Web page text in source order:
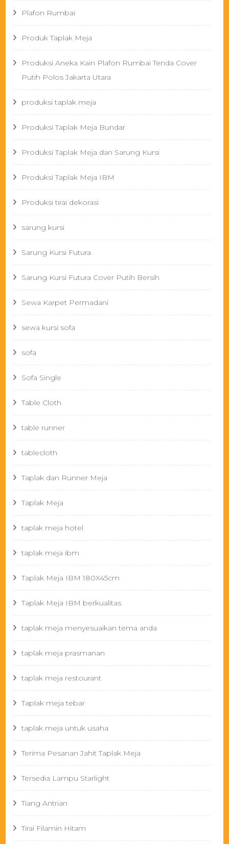
Plafon Rumbai
Produk Taplak Meja
Produksi Aneka Kain Plafon Rumbai Tenda Cover
Putih Polos Jakarta Utara
produksi taplak meja
Produksi Taplak Meja Bundar
Produksi Taplak Meja dan Sarung Kursi
Produksi Taplak Meja IBM
Produksi tirai dekorasi
sarung kursi
Sarung Kursi Futura
Sarung Kursi Futura Cover Putih Bersih
Sewa Karpet Permadani
sewa kursi sofa
sofa
Sofa Single
Table Cloth
table runner
tablecloth
Taplak dan Runner Meja
Taplak Meja
taplak meja hotel
taplak meja ibm
Taplak Meja IBM 180X45cm
Taplak Meja IBM berkualitas
taplak meja menyesuaikan tema anda
taplak meja prasmanan
taplak meja restourant
Taplak meja tebar
taplak meja untuk usaha
Terima Pesanan Jahit Taplak Meja
Tersedia Lampu Starlight
Tiang Antrian
Tirai Filamin Hitam